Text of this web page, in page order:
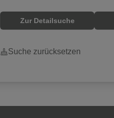
Zur Detailsuche
Suche zurücksetzen